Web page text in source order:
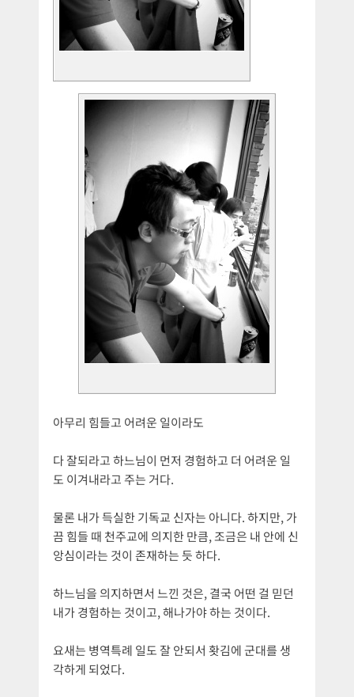
아무리 힘들고 어려운 일이라도
다 잘되라고 하느님이 먼저 경험하고 더 어려운 일
도 이겨내라고 주는 거다.
물론 내가 득실한 기독교 신자는 아니다. 하지만, 가
끔 힘들 때 천주교에 의지한 만큼, 조금은 내 안에 신
앙심이라는 것이 존재하는 듯 하다.
하느님을 의지하면서 느낀 것은, 결국 어떤 걸 믿던
내가 경험하는 것이고, 해나가야 하는 것이다.
요새는 병역특례 일도 잘 안되서 홧김에 군대를 생
각하게 되었다.